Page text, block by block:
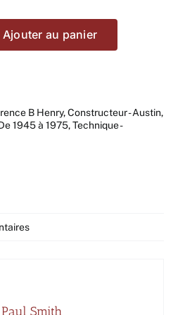
Ajouter au panier
B Henry,Constructeur - Austin,
1945 à 1975,Technique -
Smith